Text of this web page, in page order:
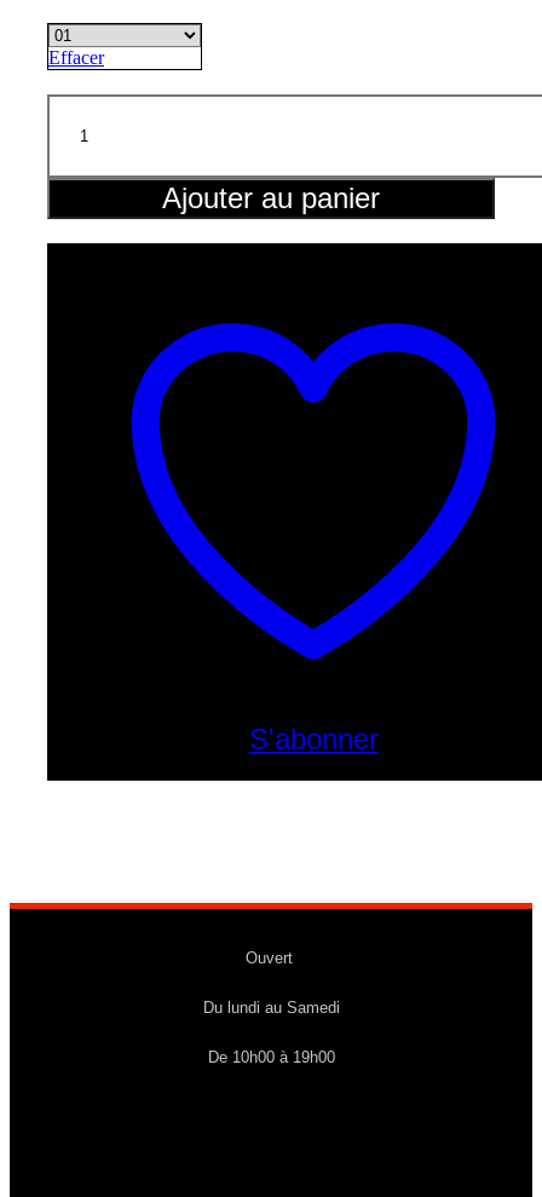
Effacer
quantité
Chastity
Ajouter au panier
S'abonner
Ouvert
Du lundi au Samedi
De 10h00 à 19h00